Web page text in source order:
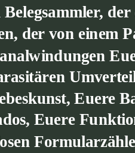
der
der von einem
Euere
Euere